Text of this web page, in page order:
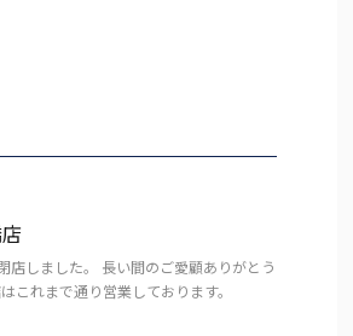
しました。 長い間のご愛顧ありがとう
これまで通り営業しております。